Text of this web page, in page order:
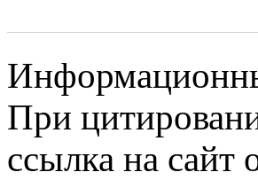
При
ссылка на сайт